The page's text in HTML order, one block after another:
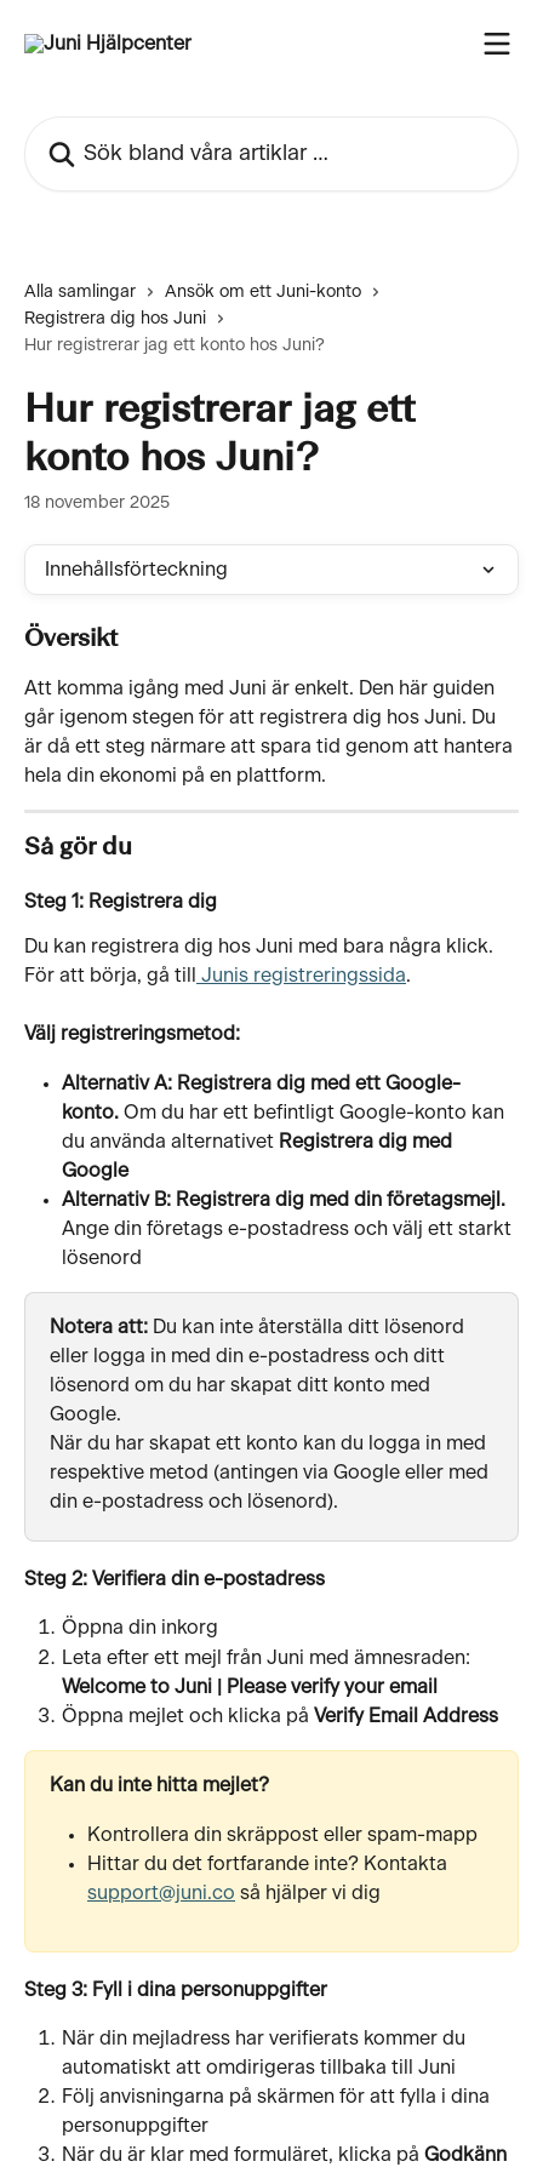
Alla samlingar
Ansök om ett Juni-konto
Registrera dig hos Juni
Hur registrerar jag ett konto hos Juni?
Hur registrerar jag ett
konto hos Juni?
18 november 2025
Innehållsförteckning
Översikt
Att komma igång med Juni är enkelt. Den här guiden
går igenom stegen för att registrera dig hos Juni. Du
är då ett steg närmare att spara tid genom att hantera
hela din ekonomi på en plattform.
Så gör du
Steg 1: Registrera dig
Du kan registrera dig hos Juni med bara några klick.
För att börja, gå till
Junis registreringssida.
Välj registreringsmetod:
Alternativ A: Registrera dig med ett Google-
konto. Om du har ett befintligt Google-konto kan
du använda alternativet Registrera dig med
Google
Alternativ B: Registrera dig med din företagsmejl.
Ange din företags e-postadress och välj ett starkt
lösenord
Notera att: Du kan inte återställa ditt lösenord
eller logga in med din e-postadress och ditt
lösenord om du har skapat ditt konto med
Google.
När du har skapat ett konto kan du logga in med
respektive metod (antingen via Google eller med
din e-postadress och lösenord).
Steg 2: Verifiera din e-postadress
Öppna din inkorg
Leta efter ett mejl från Juni med ämnesraden:
Welcome to Juni | Please verify your email
Öppna mejlet och klicka på Verify Email Address
Kan du inte hitta mejlet?
Kontrollera din skräppost eller spam-mapp
Hittar du det fortfarande inte? Kontakta
support@juni.co så hjälper vi dig
Steg 3: Fyll i dina personuppgifter
När din mejladress har verifierats kommer du
automatiskt att omdirigeras tillbaka till Juni
Följ anvisningarna på skärmen för att fylla i dina
personuppgifter
När du är klar med formuläret, klicka på Godkänn